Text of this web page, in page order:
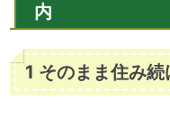
内
1 そのまま住み